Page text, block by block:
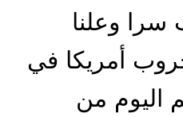
سرا وعلنا
أمريكا في
اليوم من